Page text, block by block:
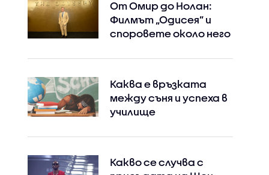
От Омир до Нолан:
Филмът „Одисея” и
споровете около него
Каква е връзката
между съня и успеха в
училище
Какво се случва с